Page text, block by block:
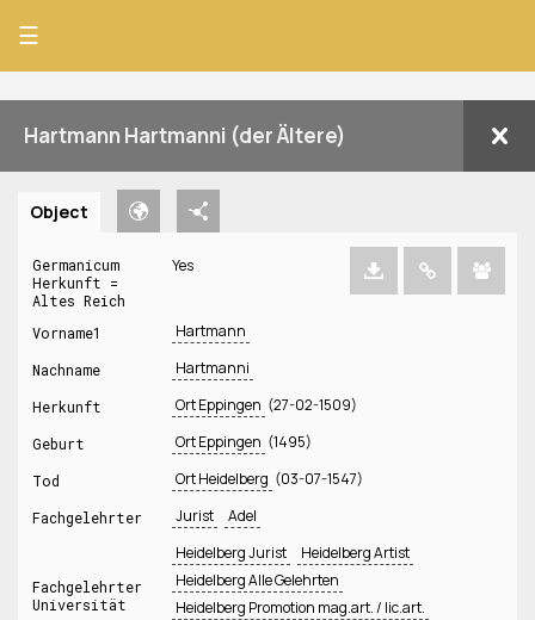
☰
Hartmann Hartmanni (der Ältere)
Object
Germanicum
Herkunft =
Altes Reich
Yes
Vorname1 Hartmann
Nachname Hartmanni
Herkunft Ort Eppingen (27-02-1509)
Geburt Ort Eppingen (1495)
Tod Ort Heidelberg (03-07-1547)
Fachgelehrter Jurist Adel
Fachgelehrter
Universität
Heidelberg Jurist
Heidelberg Artist
Heidelberg Alle Gelehrten
Heidelberg Promotion mag.art. / lic.art.